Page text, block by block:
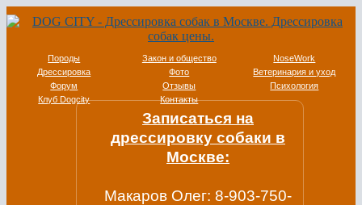
Породы Закон и общество
NoseWork
Дрессировка
Фото
Ветеринария и уход
Форум
Отзывы
Психология
Клуб Dogcity
Контакты
Записаться на
дрессировку собаки в
Москве:
Макаров Олег: 8-903-750-